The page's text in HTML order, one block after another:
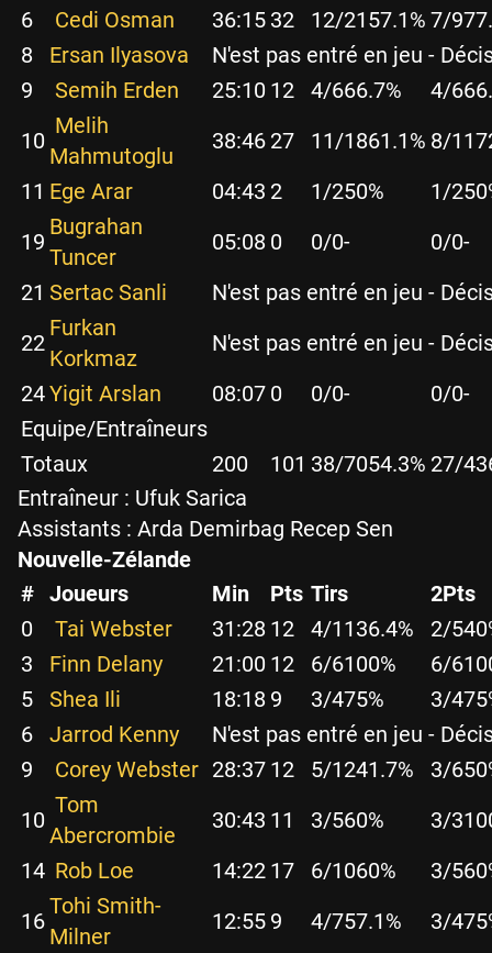
6
Cedi Osman 36:15 32 12/2157.1% 7/9
8
Ersan Ilyasova
N'est pas entré en jeu -
9
Semih Erden 25:10 12 4/666.7% 4/6
10
Melih
Mahmutoglu
38:46 27 11/1861.1% 8/11
11 Ege Arar 04:43 2 1/250% 1/2
19
Bugrahan
Tuncer
05:08 0 0/0- 0/0-
21 Sertac Sanli
N'est pas entré en jeu -
22
Furkan
Korkmaz
N'est pas entré en jeu -
24Yigit Arslan 08:07 0 0/0- 0/0-
Equipe/Entraîneurs
Totaux
200 101 38/7054.3% 27/43
Entraîneur : Ufuk Sarica
Assistants : Arda Demirbag Recep Sen
Nouvelle-Zélande
# Joueurs Min Pts Tirs
2Pts
0
Tai Webster 31:28 12 4/1136.4% 2/5
3
Finn Delany 21:00 12 6/6100% 6/6
5
Shea Ili 18:18 9 3/475% 3/4
6
Jarrod Kenny
N'est pas entré en jeu -
9
Corey Webster 28:37 12 5/1241.7% 3/6
10
Tom
Abercrombie
30:43 11 3/560% 3/3
14 Rob Loe 14:22 17 6/1060% 3/5
16
Tohi Smith-
Milner
12:55 9 4/757.1% 3/4